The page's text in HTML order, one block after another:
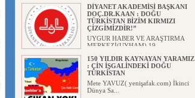
DİYANET AKADEMİSİ BAŞKANI
DOÇ.DR.KAAN : DOĞU
TÜRKİSTAN BİZİM KIRMIZI
ÇİZGİMİZDİR!”
UYGUR HABER VE ARAŞTIRMA
MERKEZİ(UYHAM) 19...
150 YILDIR KAYNAYAN YARAMIZ
: ÇİN İŞGALİNDEKİ DOĞU
TÜRKİSTAN
Mete YAVUZ( yenişafak.com) İkinci
Dünya Sa...